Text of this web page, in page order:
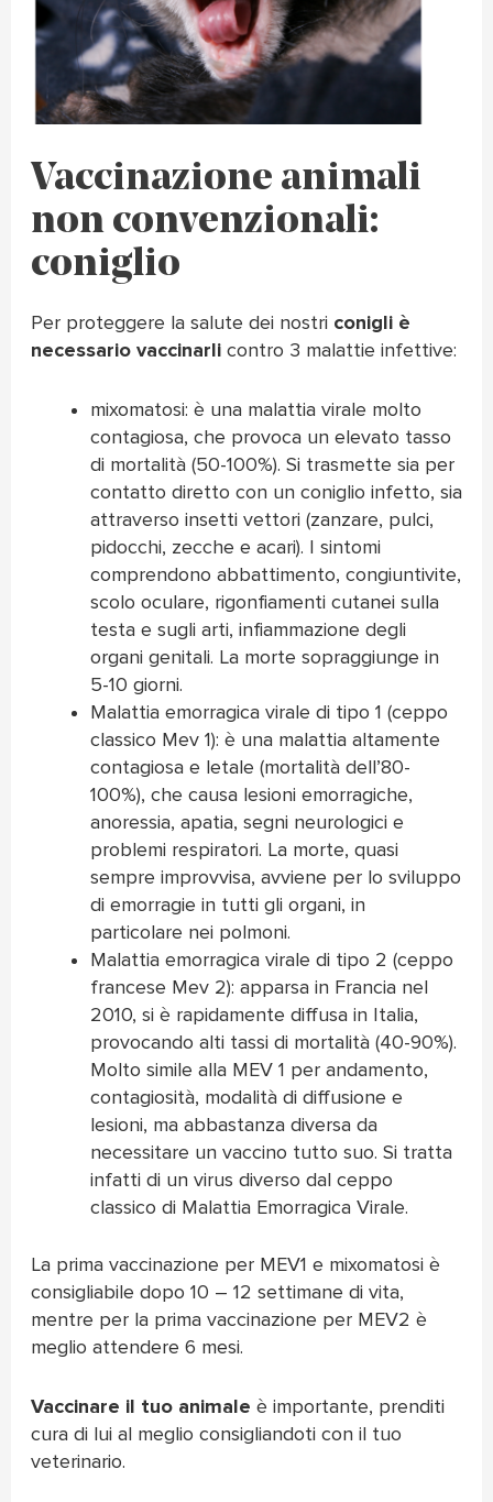
Vaccinazione animali
non convenzionali:
coniglio
Per proteggere la salute dei nostri conigli è
necessario vaccinarlicontro 3 malattie infettive:
mixomatosi: è una malattia virale molto
contagiosa, che provoca un elevato tasso
di mortalità (50-100%). Si trasmette sia per
contatto diretto con un coniglio infetto, sia
attraverso insetti vettori (zanzare, pulci,
pidocchi, zecche e acari). I sintomi
comprendono abbattimento, congiuntivite,
scolo oculare, rigonfiamenti cutanei sulla
testa e sugli arti, infiammazione degli
organi genitali. La morte sopraggiunge in
5-10 giorni.
Malattia emorragica virale di tipo 1 (ceppo
classico Mev 1): è una malattia altamente
contagiosa e letale (mortalità dell’80-
100%), che causa lesioni emorragiche,
anoressia, apatia, segni neurologici e
problemi respiratori. La morte, quasi
sempre improvvisa, avviene per lo sviluppo
di emorragie in tutti gli organi, in
particolare nei polmoni.
Malattia emorragica virale di tipo 2 (ceppo
francese Mev 2): apparsa in Francia nel
2010, si è rapidamente diffusa in Italia,
provocando alti tassi di mortalità (40-90%).
Molto simile alla MEV 1 per andamento,
contagiosità, modalità di diffusione e
lesioni, ma abbastanza diversa da
necessitare un vaccino tutto suo. Si tratta
infatti di un virus diverso dal ceppo
classico di Malattia Emorragica Virale.
La prima vaccinazione per MEV1 e mixomatosi è
consigliabile dopo 10 – 12 settimane di vita,
mentre per la prima vaccinazione per MEV2 è
meglio attendere 6 mesi.
Vaccinare il tuo animale è importante, prenditi
cura di lui al meglio consigliandoti con il tuo
veterinario.